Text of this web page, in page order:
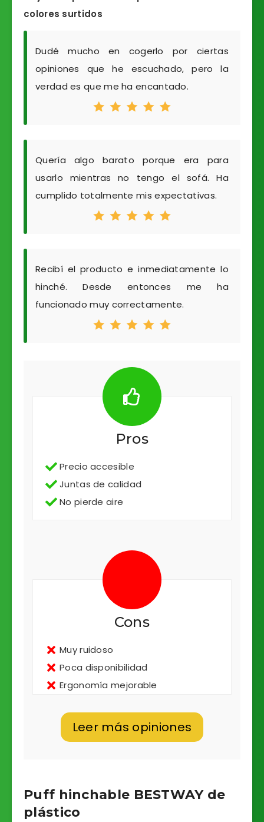
colores surtidos
Dudé mucho en cogerlo por ciertas
opiniones que he escuchado, pero la
verdad es que me ha encantado.
Quería algo barato porque era para
usarlo mientras no tengo el sofá. Ha
cumplido totalmente mis expectativas.
Recibí el producto e inmediatamente lo
hinché. Desde entonces me ha
funcionado muy correctamente.
Pros
Precio accesible
Juntas de calidad
No pierde aire
Cons
Muy ruidoso
Poca disponibilidad
Ergonomía mejorable
Leer más opiniones
Puff hinchable BESTWAY de
plástico